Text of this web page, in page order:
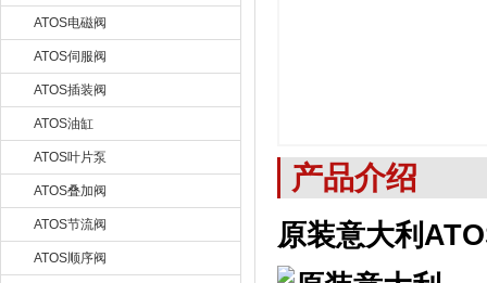
ATOS电磁阀
ATOS伺服阀
ATOS插装阀
ATOS油缸
ATOS叶片泵
ATOS叠加阀
ATOS节流阀
ATOS顺序阀
产品介绍
原装意大利